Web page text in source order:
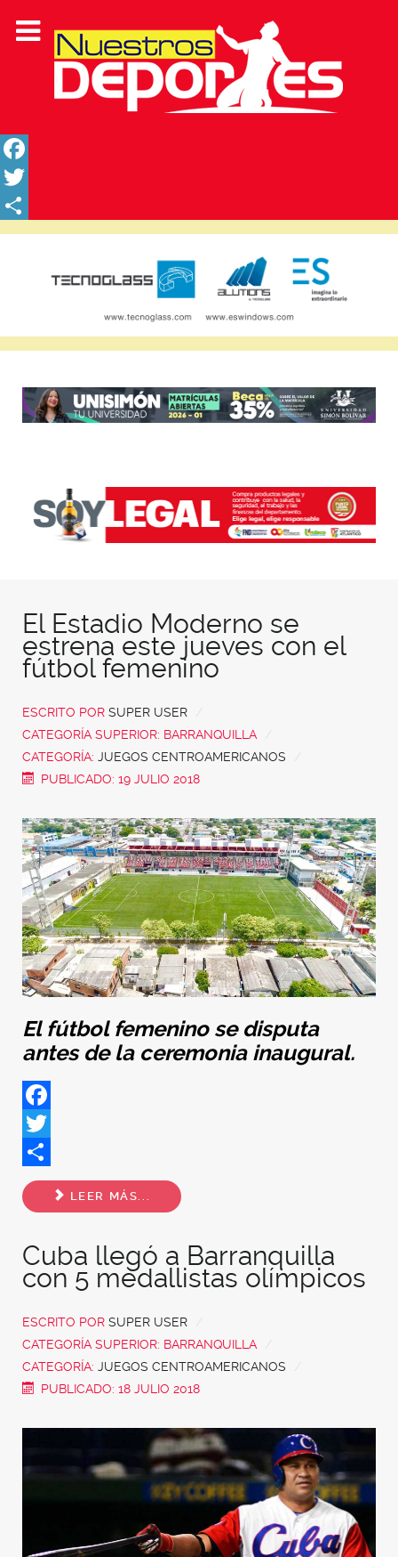
Facebook
Twitter
Share
El Estadio Moderno se
estrena este jueves con el
fútbol femenino
ESCRITO POR SUPER USER
CATEGORÍA SUPERIOR: BARRANQUILLA
CATEGORÍA: JUEGOS CENTROAMERICANOS
PUBLICADO: 19 JULIO 2018
El fútbol femenino se disputa
antes de la ceremonia inaugural.
Facebook
Twitter
Share
LEER MÁS...
Cuba llegó a Barranquilla
con 5 medallistas olímpicos
ESCRITO POR SUPER USER
CATEGORÍA SUPERIOR: BARRANQUILLA
CATEGORÍA: JUEGOS CENTROAMERICANOS
PUBLICADO: 18 JULIO 2018